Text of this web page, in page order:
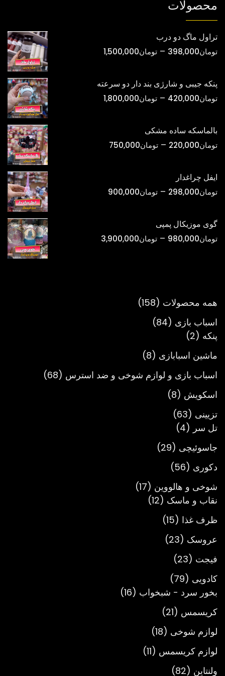
محصولات
تراول ماگ دو درب
تومان398,000
– تومان1,500,000محدوده
پنکه جیبی و شارژی بند دار دو سرعته
تومان420,000
– تومان1,800,000محدوده
تومان420,000
بالماسکه ساده مشکی
تومان220,000
– تومان750,000
تومان750,000
ایفل چراغدار
تومان298,000
– تومان900,000
تومان900,000
گوی موزیکال پمپی
تومان980,000
– تومان3,900,000
همه محصولات
158
158
اسباب بازی 84
84
پنکه 2
2
محصول
ماشین اسبابازی 8
8
اسباب بازی و لوازم شوخی و ضد استرس 68
68
اسکویش 8
8
تزیینی 63
63
محصول
تل سر 4
4
محصول
جاسوئیچی 29
29
دکوری 56
56
محصول
شوخی و هالووین 17
17
نقاب و ماسک 12
12
ظرف غذا 15
15
محصول
عروسک 23
23
فیجت 23
23
محصول
کادویی 79
79
محصول
بخور سرد - شبخواب 16
16
کریسمس 21
21
محصول
لوازم شوخی 18
18
محصول
لوازم کریسمس 11
11
ولنتاین 82
82